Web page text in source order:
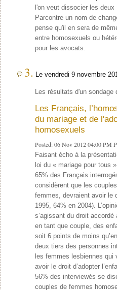
l'on veut dissocier les deux
Parcontre un nom de
pense qu'il en sera de
entre homosexuels ou
pour les avocats.
3. Le vendredi 9 novembre
Les résultats d'un sondage
Les Français,
du mariage et de
homosexuels
Posted:06 Nov 2012 04:00 PM
Faisant écho à la
loi du « mariage pour tous
65% des Français
considèrent que les
femmes, devraient avoir le
1995, 64% en 2004).
s’agissant du droit accordé
en tant que couple, des
soit 6 points de moins
deux tiers des personnes
les femmes lesbiennes qui
avoir le droit d’adopter
56% des interviewés se
couples de femmes